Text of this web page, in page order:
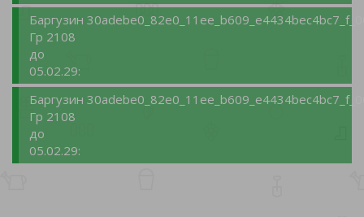
Баргузин
Гр 2108
до
05.02.29:
Баргузин
Гр 2108
до
05.02.29: